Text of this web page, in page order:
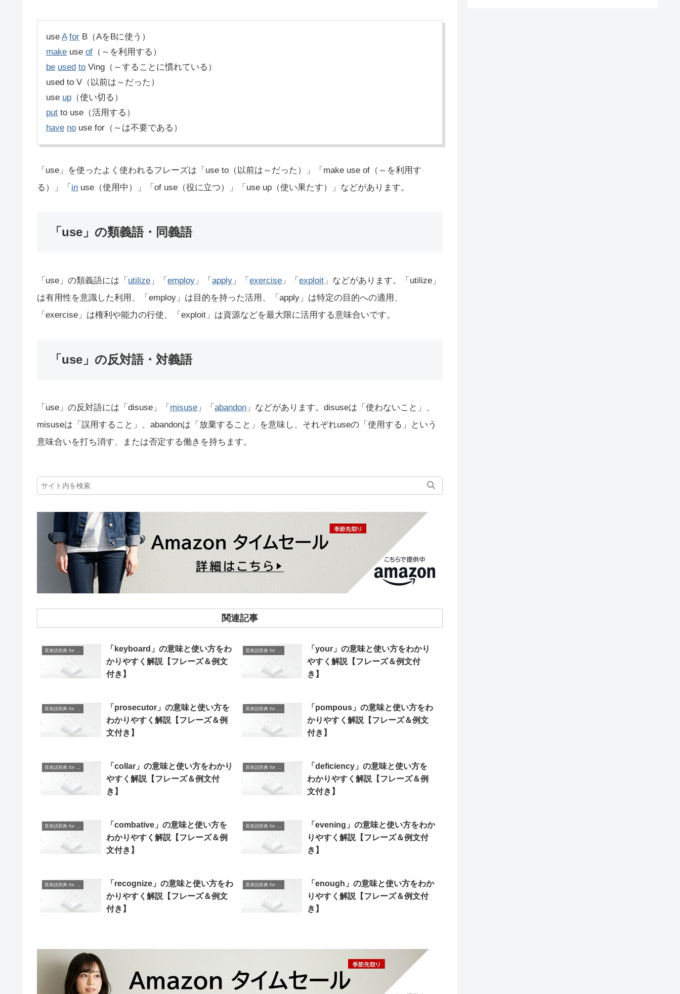
use A for B（AをBに使う）
make use of （～を利用する）
be used to Ving（～することに慣れている）
used to V（以前は～だった）
use up （使い切る）
put to use（活用する）
have no use for（～は不要である）
「use」を使ったよく使われるフレーズは「use to（以前は～だった）」「make use of（～を利用す
る）」「 in use（使用中）」「of use（役に立つ）」「use up（使い果たす）」などがあります。
「use」の類義語・同義語
「use」の類義語には「 utilize 」「 employ 」「 apply 」「 exercise 」「 exploit 」などがあります。「utilize」
は有用性を意識した利用、「employ」は目的を持った活用、「apply」は特定の目的への適用、
「exercise」は権利や能力の行使、「exploit」は資源などを最大限に活用する意味合いです。
「use」の反対語・対義語
「use」の反対語には「disuse」「 misuse 」「 abandon 」などがあります。disuseは「使わないこと」、
misuseは「誤用すること」、abandonは「放棄すること」を意味し、それぞれuseの「使用する」という
意味合いを打ち消す、または否定する働きを持ちます。
関連記事
「keyboard」の意味と使い方をわ
かりやすく解説【フレーズ＆例文
付き】
「your」の意味と使い方をわかり
やすく解説【フレーズ＆例文付
き】
英単語辞典 for Beginners
「prosecutor」の意味と使い方を
わかりやすく解説【フレーズ＆例
文付き】
英単語辞典 for Beginners
「pompous」の意味と使い方をわ
かりやすく解説【フレーズ＆例文
付き】
英単語辞典 for Beginners
「collar」の意味と使い方をわかり
やすく解説【フレーズ＆例文付
き】
英単語辞典 for Beginners
「deficiency」の意味と使い方を
わかりやすく解説【フレーズ＆例
文付き】
「combative」の意味と使い方を
わかりやすく解説【フレーズ＆例
文付き】
「evening」の意味と使い方をわか
りやすく解説【フレーズ＆例文付
き】
「recognize」の意味と使い方をわ
かりやすく解説【フレーズ＆例文
付き】
「enough」の意味と使い方をわか
りやすく解説【フレーズ＆例文付
き】